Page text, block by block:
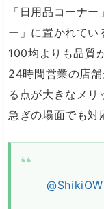
「日用品コーナ
ー」に置かれてい
100均よりも品質
24時間営業の店
る点が大きなメリ
急ぎの場面でも対
@ShikiOW